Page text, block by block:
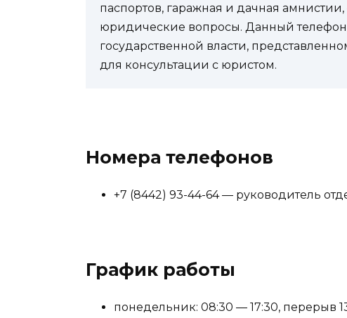
паспортов, гаражная и дачная
юридические вопросы. Данный телефон
государственной власти,
для консультации с юристом.
Номера телефонов
+7 (8442) 93-44-64 — руководитель
График работы
понедельник: 08:30 — 17:30, перерыв